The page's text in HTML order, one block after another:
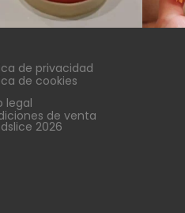
de privacidad
de cookies
legal
de venta
2026